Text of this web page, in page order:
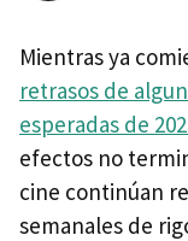
Mientras ya
retrasos de
esperadas de
efectos no
cine continúan
semanales de